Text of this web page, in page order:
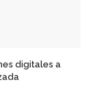
digitales a